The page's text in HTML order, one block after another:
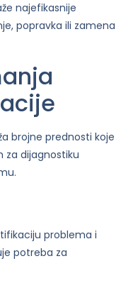
najefikasnije
popravka ili zamena
brojne prednosti koje
dijagnostiku
problema i
potreba za